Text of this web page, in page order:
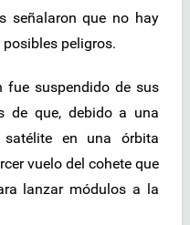
señalaron que no hay
peligros.
fue suspendido de sus
de que, debido a una
en una órbita
vuelo del cohete que
lanzar módulos a la